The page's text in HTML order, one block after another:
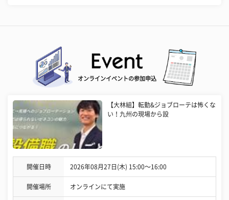
オンラインイベントの参加申込
【大林組】転勤&ジョブローテは怖くな
い！九州の現場から設
開催日時 2026年08月27日(木) 15:00〜16:00
開催場所 オンラインにて実施